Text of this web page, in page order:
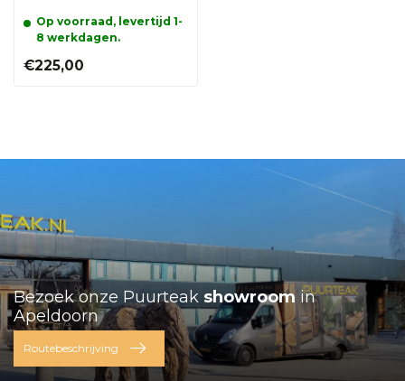
Op voorraad, levertijd 1-
8 werkdagen.
€225,00
Bezoek onze Puurteak showroom in
Apeldoorn
Routebeschrijving